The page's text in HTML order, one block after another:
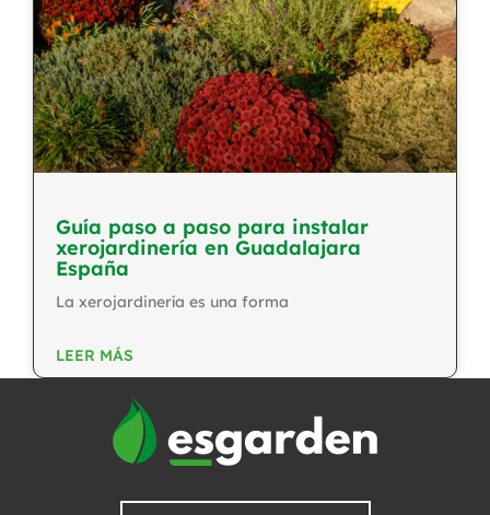
Guía paso a paso para instalar
xerojardinería en Guadalajara
España
La xerojardinería es una forma
LEER MÁS